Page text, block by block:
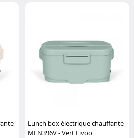
Lunch box électrique chauffante
MEN396V - Vert Livoo